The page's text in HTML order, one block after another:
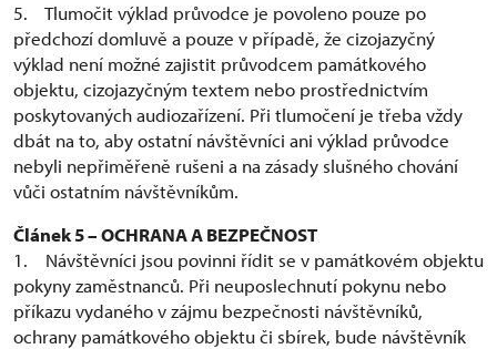
5. Tlumočit výklad průvodce je povoleno pouze po
předchozí domluvě a pouze v případě, že cizojazyčný
výklad není možné zajistit průvodcem památkového
objektu, cizojazyčným textem nebo prostřednictvím
poskytovaných audiozařízení. Při tlumočení je třeba vždy
dbát na to, aby ostatní návštěvníci ani výklad průvodce
nebyli nepřiměřeně rušeni a na zásady slušného chování
vůči ostatním návštěvníkům.
Článek 5 – OCHRANA A BEZPEČNOST
1. Návštěvníci jsou povinni řídit se v památkovém objektu
pokyny zaměstnanců. Při neuposlechnutí pokynu nebo
příkazu vydaného v zájmu bezpečnosti návštěvníků,
ochrany památkového objektu či sbírek, bude návštěvník